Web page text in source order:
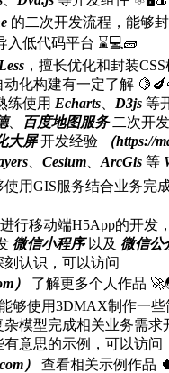
的二次开发流程，能够
低代码平台 ⌛💻🧱️
Less ，擅长优化和封装
动化构建有一定了解
练使用 Echarts D3js 等
、 百度地图服务二次开
大屏开发经验
（https://
Cesium ArcGis 等
用GIS服务结合业务完
进行移动端H5App的开发
微信小程序以及 微信公
认识，可以访问
）
了解更多个人作品
够使用3DMAX制作一些
模型完成相关业务需求
意思的示例，可以访问
）
查看相关示例作品